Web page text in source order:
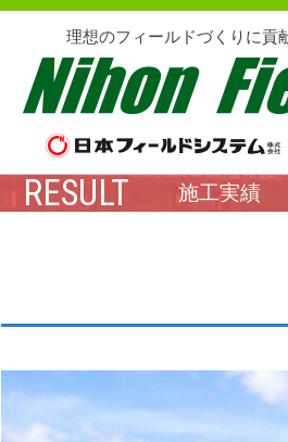
理想のフィールドづくりに貢
RESULT 施工実績